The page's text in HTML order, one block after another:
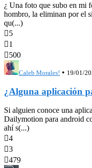
¿ Una foto que subo en mi
hombro, la eliminan por el
qu(...)
5
1
500
Caleb Morales! • 19/01/
¿Alguna aplicación
Si alguien conoce una
Dailymotion para android
ahí s(...)
4
3
479